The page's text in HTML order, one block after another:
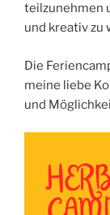
teilzunehmen
und kreativ zu
Die
meine liebe
und